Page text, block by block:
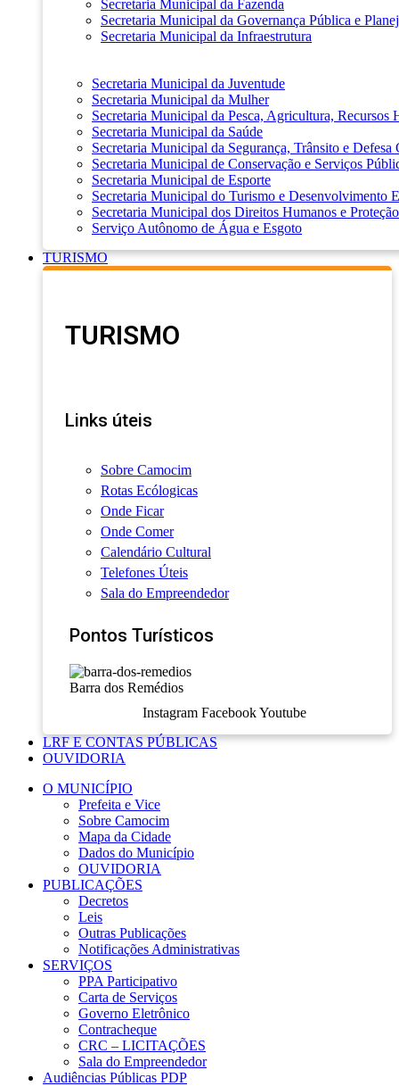
Secretaria Municipal da Fazenda
Secretaria Municipal da Governança Pública e
Secretaria Municipal da Infraestrutura
Secretaria Municipal da Juventude
Secretaria Municipal da Mulher
Secretaria Municipal da Pesca, Agricultura, Recursos
Secretaria Municipal da Saúde
Secretaria Municipal da Segurança, Trânsito e Defesa
Secretaria Municipal de Conservação e Serviços
Secretaria Municipal de Esporte
Secretaria Municipal do Turismo e Desenvolvimento
Secretaria Municipal dos Direitos Humanos e
Serviço Autônomo de Água e Esgoto
TURISMO
TURISMO
Links úteis
Sobre Camocim
Rotas Ecólogicas
Onde Ficar
Onde Comer
Calendário Cultural
Telefones Úteis
Sala do Empreendedor
Pontos Turísticos
Barra dos Remédios
Instagram Facebook Youtube
LRF E CONTAS PÚBLICAS
OUVIDORIA
O MUNICÍPIO
Prefeita e Vice
Sobre Camocim
Mapa da Cidade
Dados do Município
OUVIDORIA
PUBLICAÇÕES
Decretos
Leis
Outras Publicações
Notificações Administrativas
SERVIÇOS
PPA Participativo
Carta de Serviços
Governo Eletrônico
Contracheque
CRC – LICITAÇÕES
Sala do Empreendedor
Audiências Públicas PDP